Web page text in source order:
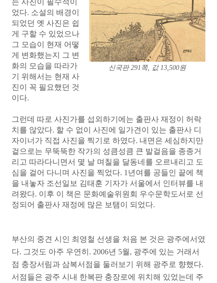
신국판 291쪽, 값 13,500원
는 사진이 필수적이
었다. 소설의 배경이
되었던 옛 사진은 쉽
게 구할 수 있었으나
그 모습이 현재 어떻
게 변화했는지 그 변
화의 모습을 따라가
기 위해서는 현재 사
진이 꼭 필요했던 것
이다.
그런데 따로 사진가를 섭외하기에는 출판사 재정이 허락
치를 않았다. 할 수 없이 사진에 일가견이 있는 출판사 디
자이너가 직접 사진을 찍기로 하였다. 내면은 세심하지만
겉으로는 무뚝뚝한 작가의 성큼성큼 큰 발걸음을 종종거
리고 따라다니면서 몇 날 며칠을 달동네를 오르내리고 도
심을 걸어 다니며 사진을 찍었다. 1년여를 공들인 끝에 책
을 내놓자 조선일보 김태훈 기자가 서울에서 인터뷰를 내
려왔다. 이후 이 책은 문화예술위원회 우수문학도서로 선
정되어 출판사 재정에 많은 보탬이 되었다.
부산의 중견 시인 최영철 선생을 처음 본 것은 광주에서였
다. 그것도 아주 우연히. 2006년 5월, 광주에 있는 거래서
점 충장서림과 삼복서점을 둘러보기 위해 광주로 향했다.
서점들은 광주 시내 한복판 충장로에 위치해 있었는데 주